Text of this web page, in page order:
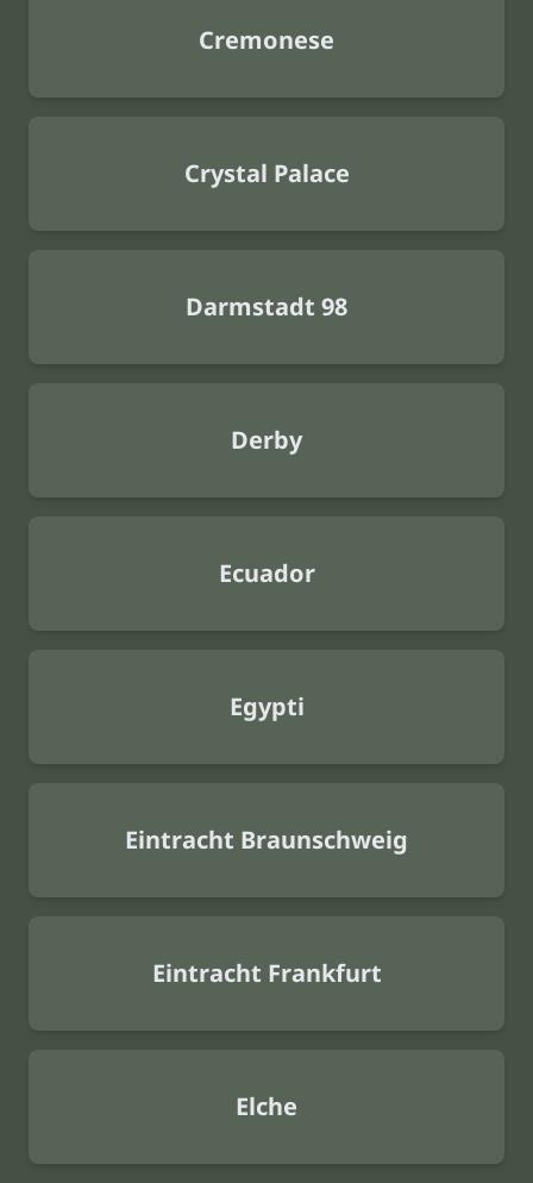
Cremonese
Crystal Palace
Darmstadt 98
Derby
Ecuador
Egypti
Eintracht Braunschweig
Eintracht Frankfurt
Elche